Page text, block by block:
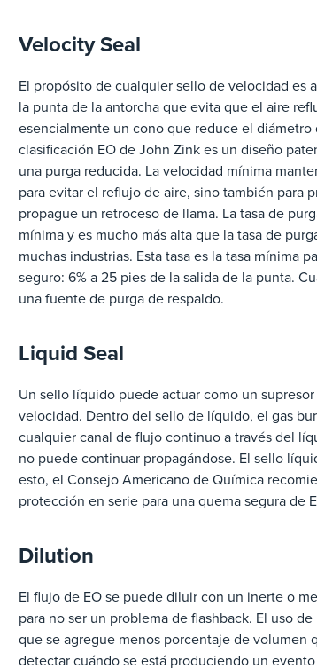
Velocity Seal
El propósito de cualquier sello de velocidad es
la punta de la antorcha que evita que el aire
esencialmente un cono que reduce el
clasificación EO de John Zink es un diseño
una purga reducida. La velocidad mínima
para evitar el reflujo de aire, sino también para
propague un retroceso de llama. La tasa de
mínima y es mucho más alta que la tasa de
muchas industrias. Esta tasa es la tasa mínima
seguro: 6% a 25 pies de la salida de la punta.
una fuente de purga de respaldo.
Liquid Seal
Un sello líquido puede actuar como un
velocidad. Dentro del sello de líquido, el gas
cualquier canal de flujo continuo a través del
no puede continuar propagándose. El sello
esto, el Consejo Americano de Química
protección en serie para una quema segura de
Dilution
El flujo de EO se puede diluir con un inerte o
para no ser un problema de flashback. El uso
que se agregue menos porcentaje de volumen
detectar cuándo se está produciendo un